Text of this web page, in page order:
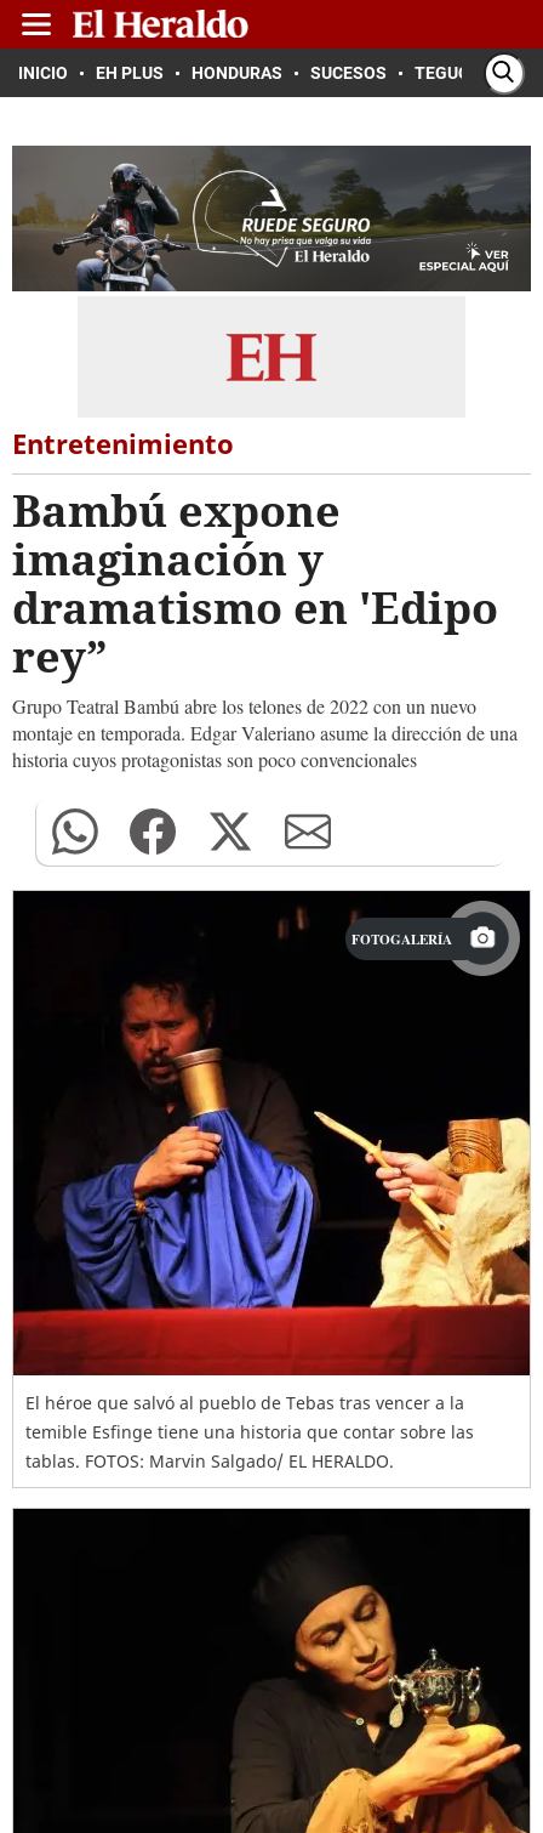
INICIO EH PLUS HONDURAS SUCESOS TEGUCIGALPA
Entretenimiento
Bambú expone
imaginación y
dramatismo en 'Edipo
rey”
Grupo Teatral Bambú abre los telones de 2022 con un nuevo
montaje en temporada. Edgar Valeriano asume la dirección de una
historia cuyos protagonistas son poco convencionales
FOTOGALERÍA
El héroe que salvó al pueblo de Tebas tras vencer a la
temible Esfinge tiene una historia que contar sobre las
tablas. FOTOS: Marvin Salgado/ EL HERALDO.